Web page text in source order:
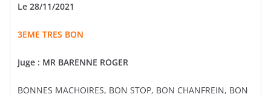
Le 28/11/2021
3EME TRES BON
Juge : MR BARENNE ROGER
BONNES MACHOIRES, BON STOP, BON CHANFREIN, BON